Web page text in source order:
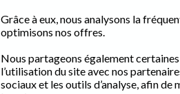
Grâce à eux, nous analysons la
optimisons nos offres.
Nous partageons également
l’utilisation du site avec nos
sociaux et les outils d’analyse, afin de